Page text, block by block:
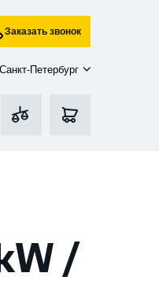
Заказать звонок
Санкт-Петербург
/